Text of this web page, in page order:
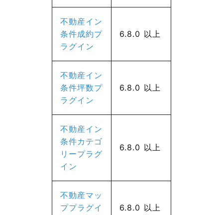
不動産イン
条件成約プ
ラグイン
6.8.0 以上
不動産イン
条件坪数プ
ラグイン
6.8.0 以上
不動産イン
条件カテゴ
リープラグ
イン
6.8.0 以上
不動産マッ
ププラグイ
6.8.0 以上